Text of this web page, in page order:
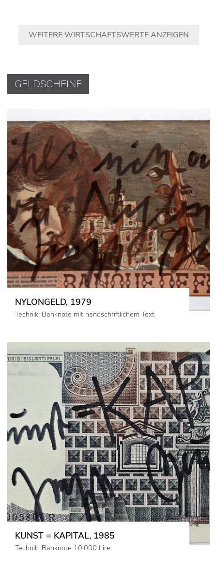
WEITERE WIRTSCHAFTSWERTE ANZEIGEN
GELDSCHEINE
NYLONGELD, 1979
Technik: Banknote mit handschriftlichem Text
KUNST = KAPITAL, 1985
Technik: Banknote 10.000 Lire